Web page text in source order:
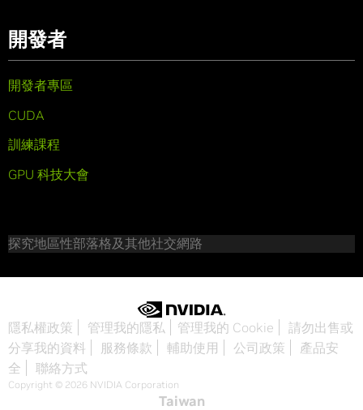
開發者
開發者專區
CUDA
訓練課程
GPU 科技大會
探究地區性部落格及其他社交網路
隱私權政策 管理我的隱私 管理我的 Cookie
請勿出售或
分享我的資料
服務條款 輔助使用 公司政策
產品安
全
聯絡方式
Copyright © 2026 NVIDIA Corporation
Taiwan